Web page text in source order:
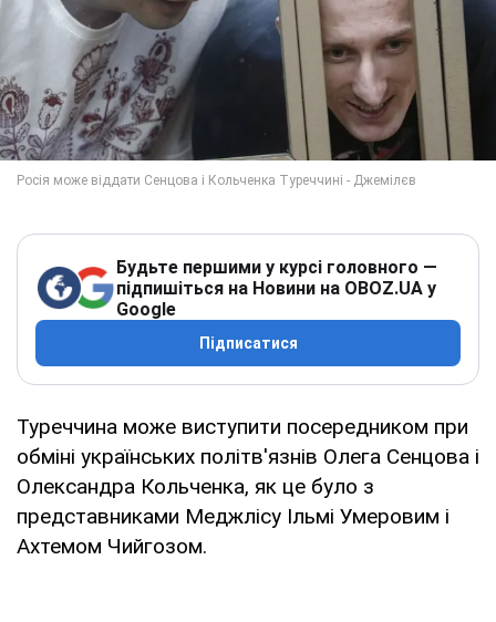
Будьте першими у курсі головного —
підпишіться на Новини на OBOZ.UA у
Google
Підписатися
Туреччина може виступити посередником при
обміні українських політв'язнів Олега Сенцова і
Олександра Кольченка, як це було з
представниками Меджлісу Ільмі Умеровим і
Ахтемом Чийгозом.